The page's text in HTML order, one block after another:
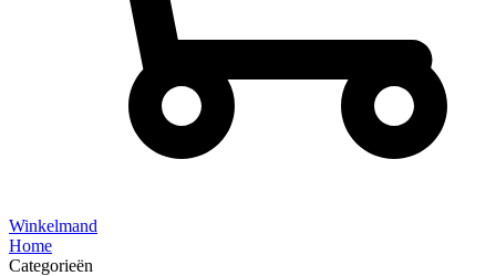
Winkelmand
Home
Categorieën